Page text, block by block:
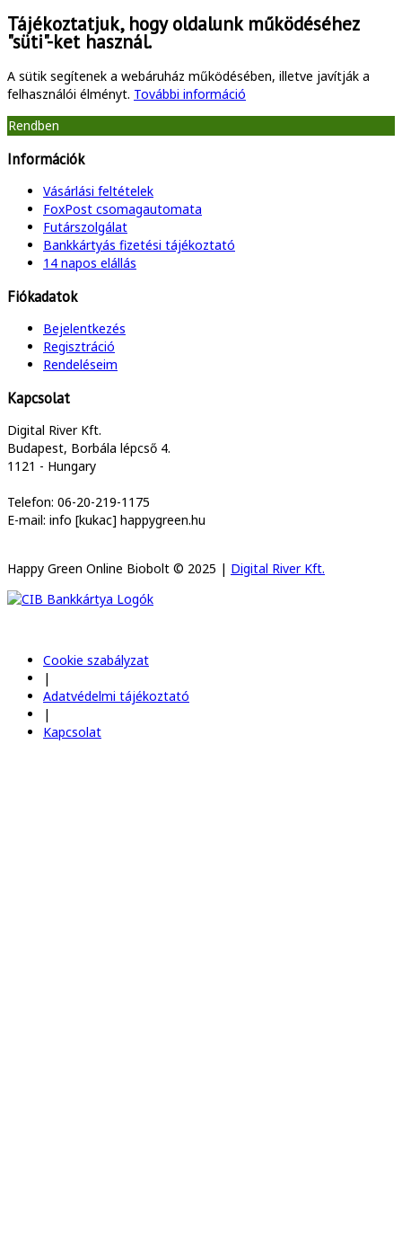
Tájékoztatjuk, hogy oldalunk működéséhez
"süti"-ket használ.
A sütik segítenek a webáruház működésében, illetve javítják a
felhasználói élményt. További információ
Rendben
Információk
Vásárlási feltételek
FoxPost csomagautomata
Futárszolgálat
Bankkártyás fizetési tájékoztató
14 napos elállás
Fiókadatok
Bejelentkezés
Regisztráció
Rendeléseim
Kapcsolat
Digital River Kft.
Budapest, Borbála lépcső 4.
1121 - Hungary
Telefon: 06-20-219-1175
E-mail: info [kukac] happygreen.hu
Happy Green Online Biobolt © 2025 | Digital River Kft.
Cookie szabályzat
|
Adatvédelmi tájékoztató
|
Kapcsolat